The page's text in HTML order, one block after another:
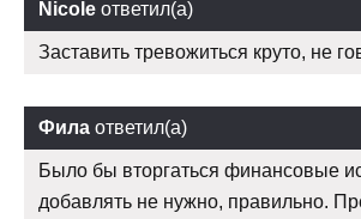
Nicole ответил(а)
Заставить тревожиться круто, не
Фила ответил(а)
Было бы вторгаться финансовые
добавлять не нужно, правильно.